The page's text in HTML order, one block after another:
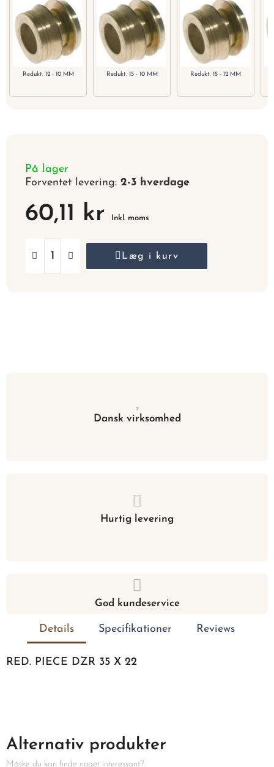
Redukt. 12 - 10 MM Redukt. 15 - 10 MM Redukt. 15 - 12 MM
På lager
Forventet levering: 2-3 hverdage
60,11 kr Inkl. moms
Læg i kurv
Dansk virksomhed
Hurtig levering
God kundeservice
Details Specifikationer Reviews
RED. PIECE DZR 35 X 22
Alternativ produkter
Måske du kan finde noget interessant?